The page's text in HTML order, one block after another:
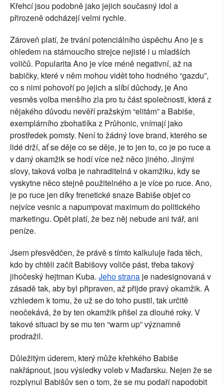
Křehcí jsou podobně jako jejich současný idol a
přirozeně odcházejí velmi rychle.
Zároveň platí, že trvání potenciálního úspěchu Ano je s
ohledem na stárnoucího strejce nejisté i u mladších
voličů. Popularita Ano je více méně negativní, až na
babičky, které v něm mohou vidět toho hodného “gazdu”,
co s nimi pohovoří po jejich a slíbí důchody, je Ano
vesměs volba menšího zla pro tu část společnosti, která z
nějakého důvodu nevěří pražským “elitám” a Babiše,
exemplárního zbohatlíka z Průhonic, vnímají jako
prostředek pomsty. Není to žádný love brand, kterého se
lidé drží, ať se děje co se děje, je to jen to, co je po ruce a
v daný okamžik se hodí více než něco jiného. Jinými
slovy, taková volba je nahraditelná v okamžiku, kdy se
vyskytne něco stejně použitelného a je více po ruce. Ano,
je po ruce jen díky frenetické snaze Babiše objet co
nejvíce vesnic a napumpovat maximum do politického
marketingu. Opět platí, že bez něj nebude ani tvář, ani
peníze.
Jsem přesvědčen, že právě s tímto kalkuluje řada těch,
kdo by chtěli začít Babišovy voliče pást, třeba takový
jihočeský hejtman Kuba. Jeho strana je nadesignovaná v
zásadě tak, aby byl připraven, až přijde pravý okamžik. A
vzhledem k tomu, že už se do toho pustil, tak určitě
neočekává, že by ten okamžik přišel za dlouhé roky. V
takové situaci by se mu ten “warm up” významně
prodražil.
Důležitým úderem, který může křehkého Babiše
nakřápnout, jsou výsledky voleb v Maďarsku. Nejen že se
rozplynul Babišův sen o tom, že se mu podaří napodobit